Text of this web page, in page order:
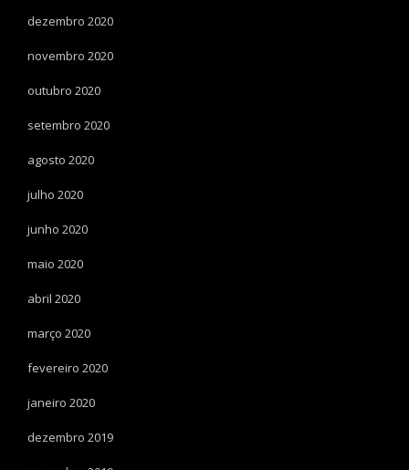
dezembro 2020
novembro 2020
outubro 2020
setembro 2020
agosto 2020
julho 2020
junho 2020
maio 2020
abril 2020
março 2020
fevereiro 2020
janeiro 2020
dezembro 2019